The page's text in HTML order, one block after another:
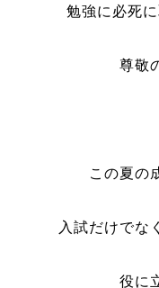
勉強に必死
尊敬
この夏の
入試だけでな
役に